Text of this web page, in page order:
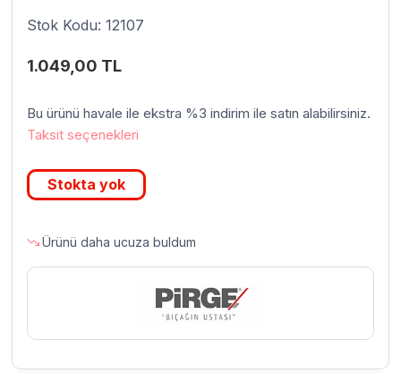
Stok Kodu: 12107
1.049,00 TL
Bu ürünü havale ile ekstra %3 indirim ile satın alabilirsiniz.
Taksit seçenekleri
Stokta yok
Ürünü daha ucuza buldum